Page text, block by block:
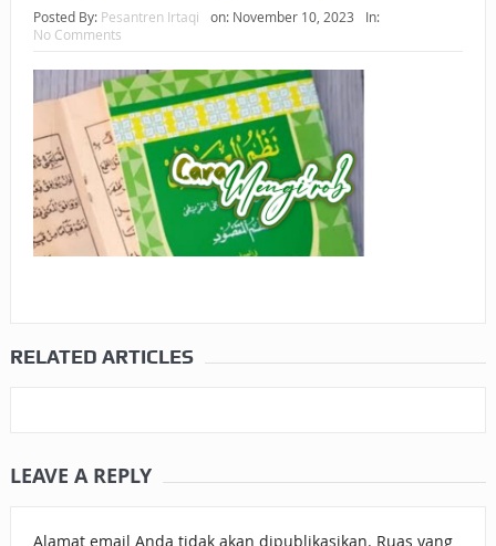
HUKUM MEMBAYAR ZAKAT DENGAN CARA MENGANGSUR
HUKUM MEMBAYAR ZAKAT KEPADA KERABAT SENDIRI
Posted By: Pesantren Irtaqi on: November 10, 2023
In:
No Comments
RELATED ARTICLES
LEAVE A REPLY
Alamat email Anda tidak akan dipublikasikan. Ruas yang